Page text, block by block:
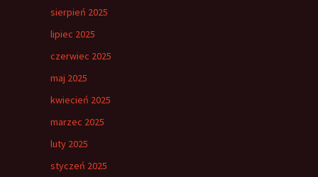
sierpień 2025
lipiec 2025
czerwiec 2025
maj 2025
kwiecień 2025
marzec 2025
luty 2025
styczeń 2025